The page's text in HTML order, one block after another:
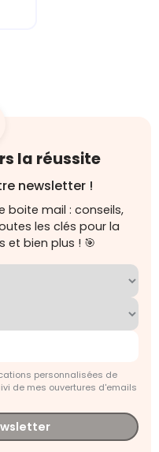
la réussite
newsletter !
boite mail : conseils,
les clés pour la
et bien plus ! 🎯
personnalisées de
de mes ouvertures d'emails